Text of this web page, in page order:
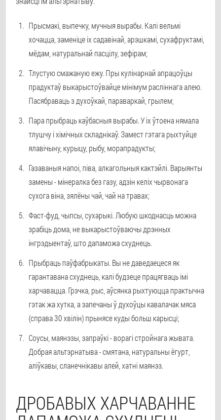
Прысмакі, выпечку, мучныя вырабы. Калі вельмі
хочацца, заменіце іх садавінай, арэшкамі, сухафруктамі,
мёдам, натуральнай пасцілу, зефірам;
Тлустую смажаную ежу. Пры кулінарнай апрацоўцы
прадуктаў выкарыстоўвайце мінімум расліннага алею.
Пасябраваць з духоўкай, параваркай, грылем;
Пара прыбраць каўбасныя вырабы. У іх ўтоена нямала
тлушчу і хімічных складнікаў. Замест гэтага рыхтуйце
ялавічыну, курыцу, рыбу, морапрадукты;
Газаваныя напоі, піва, алкагольныя кактэйлі. Варыянты
замены - мінералка без газу, адзін келіх чырвонага
сухога віна, зялёны чай, чай на травах;
Фаст-фуд, чыпсы, сухарыкі. Любую шкоднасць можна
зрабіць дома, не выкарыстоўваючы дрэнных
інгрэдыентаў, што дапаможа схуднець.
Прыбраць паўфабрыкаты. Вы не даведаецеся як
гарантавана схуднець, калі будзеце працягваць імі
харчавацца. Грэчка, рыс, аўсянка рыхтуюцца практычна
гэтак жа хутка, а запечаны ў духоўцы кавалачак мяса
(справа 30 хвілін) прынясе куды больш карысці;
Соусы, маянэзы, запраўкі - ворагі стройнага жывата.
Добрая альтэрнатыва - смятана, натуральны ёгурт,
аліўкавы, сланечнікавы алей, хатні маянэз.
ДРОБАВЫХ ХАРЧАВАННЕ